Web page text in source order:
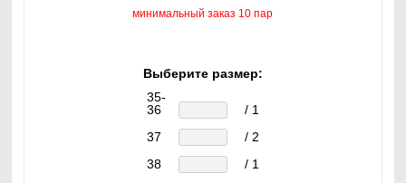
минимальный заказ 10 пар
Выберите размер:
35-
36
/ 1
37
/ 2
38
/ 1